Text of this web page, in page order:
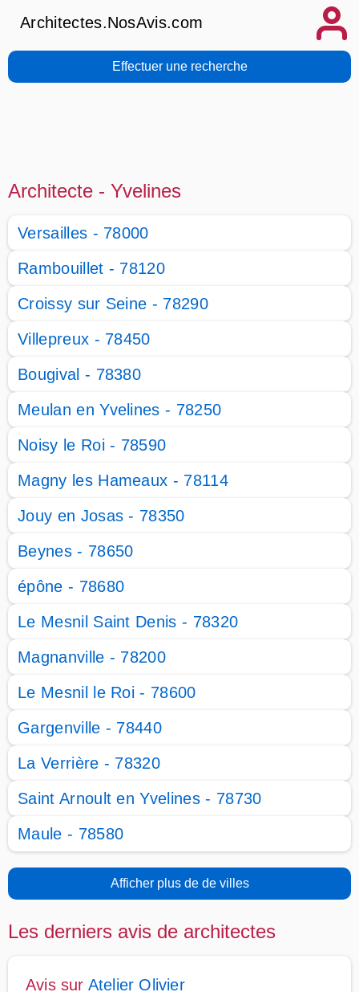
Architectes.NosAvis.com
Effectuer une recherche
Architecte - Yvelines
Versailles - 78000
Rambouillet - 78120
Croissy sur Seine - 78290
Villepreux - 78450
Bougival - 78380
Meulan en Yvelines - 78250
Noisy le Roi - 78590
Magny les Hameaux - 78114
Jouy en Josas - 78350
Beynes - 78650
épône - 78680
Le Mesnil Saint Denis - 78320
Magnanville - 78200
Le Mesnil le Roi - 78600
Gargenville - 78440
La Verrière - 78320
Saint Arnoult en Yvelines - 78730
Maule - 78580
Afficher plus de de villes
Les derniers avis de architectes
Avis sur Atelier Olivier